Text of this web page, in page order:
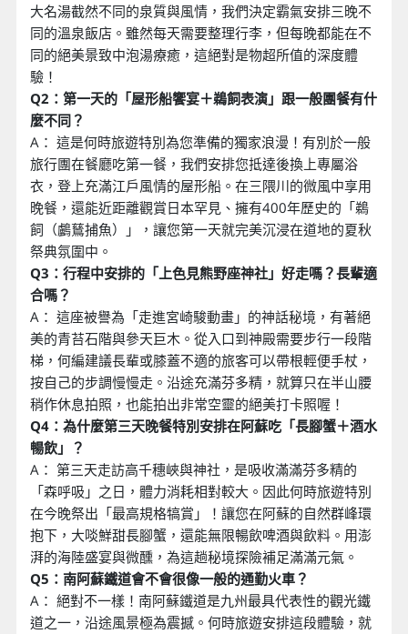
大名湯截然不同的泉質與風情，我們決定霸氣安排三晚不
同的溫泉飯店。雖然每天需要整理行李，但每晚都能在不
同的絕美景致中泡湯療癒，這絕對是物超所值的深度體
驗！
Q2：第一天的「屋形船饗宴＋鵜飼表演」跟一般團餐有什
麼不同？
A： 這是何時旅遊特別為您準備的獨家浪漫！有別於一般
旅行團在餐廳吃第一餐，我們安排您抵達後換上專屬浴
衣，登上充滿江戶風情的屋形船。在三隈川的微風中享用
晚餐，還能近距離觀賞日本罕見、擁有400年歷史的「鵜
飼（鸕鶿捕魚）」，讓您第一天就完美沉浸在道地的夏秋
祭典氛圍中。
Q3：行程中安排的「上色見熊野座神社」好走嗎？長輩適
合嗎？
A： 這座被譽為「走進宮崎駿動畫」的神話秘境，有著絕
美的青苔石階與參天巨木。從入口到神殿需要步行一段階
梯，何編建議長輩或膝蓋不適的旅客可以帶根輕便手杖，
按自己的步調慢慢走。沿途充滿芬多精，就算只在半山腰
稍作休息拍照，也能拍出非常空靈的絕美打卡照喔！
Q4：為什麼第三天晚餐特別安排在阿蘇吃「長腳蟹＋酒水
暢飲」？
A： 第三天走訪高千穗峽與神社，是吸收滿滿芬多精的
「森呼吸」之日，體力消耗相對較大。因此何時旅遊特別
在今晚祭出「最高規格犒賞」！讓您在阿蘇的自然群峰環
抱下，大啖鮮甜長腳蟹，還能無限暢飲啤酒與飲料。用澎
湃的海陸盛宴與微醺，為這趟秘境探險補足滿滿元氣。
Q5：南阿蘇鐵道會不會很像一般的通勤火車？
A： 絕對不一樣！南阿蘇鐵道是九州最具代表性的觀光鐵
道之一，沿途風景極為震撼。何時旅遊安排這段體驗，就